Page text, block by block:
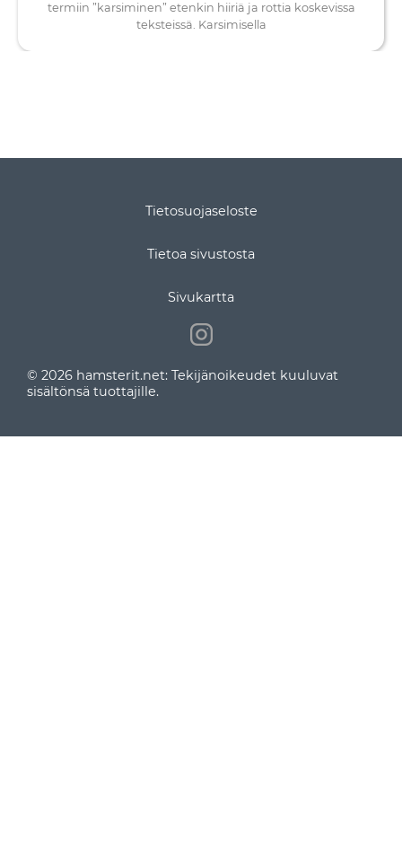
termiin ”karsiminen” etenkin hiiriä ja rottia koskevissa
teksteissä. Karsimisella
Tietosuojaseloste
Tietoa sivustosta
Sivukartta
© 2026 hamsterit.net: Tekijänoikeudet kuuluvat
sisältönsä tuottajille.